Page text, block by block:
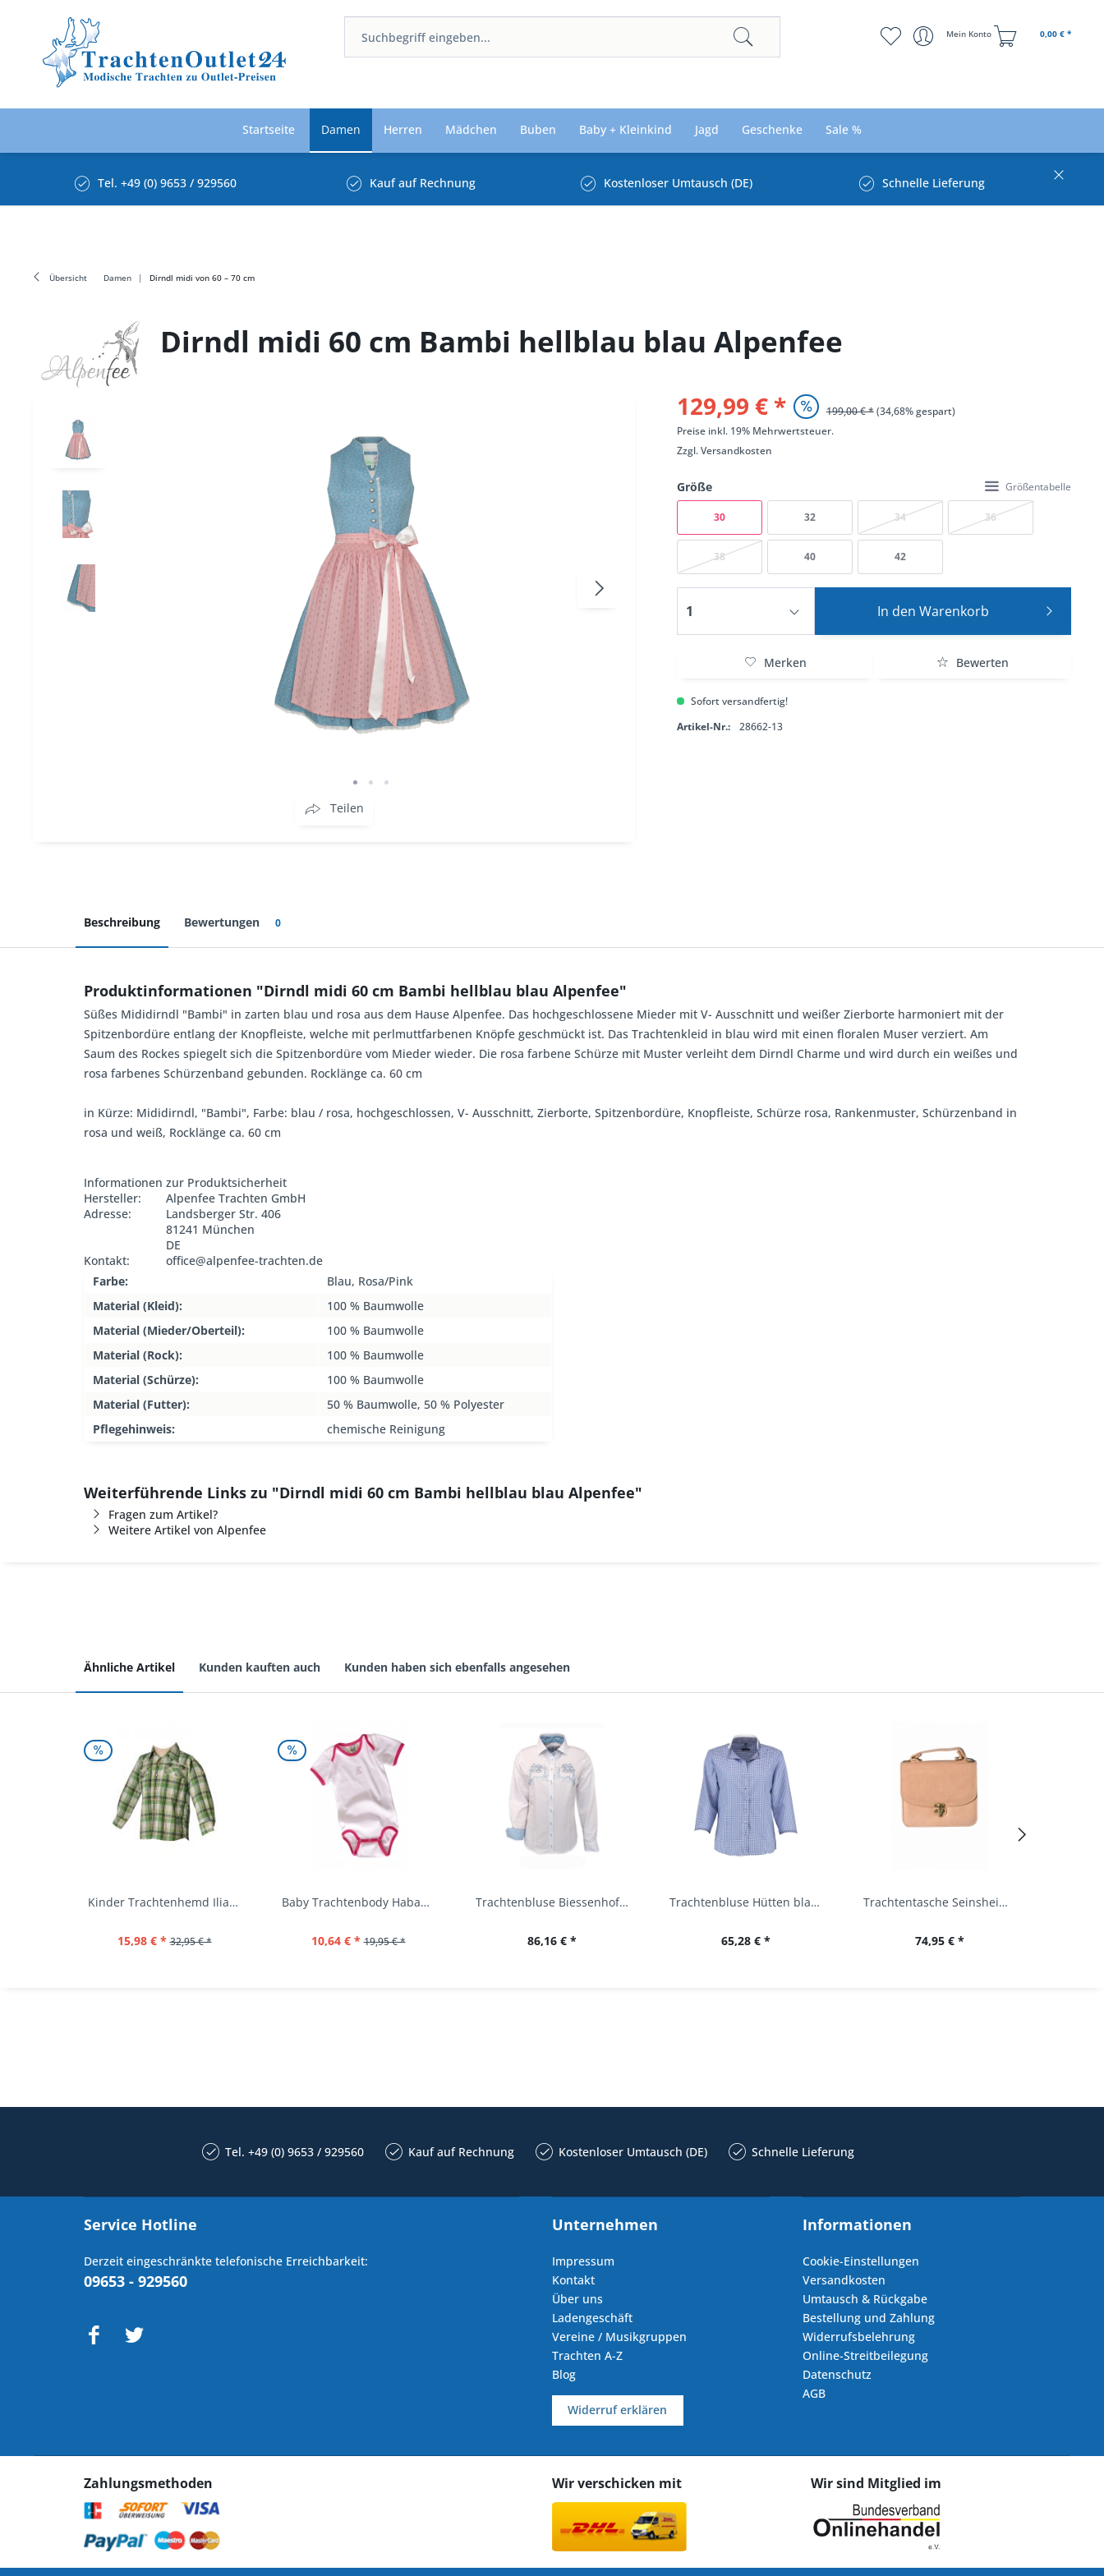
Mein Konto 0,00 € *
Startseite Damen Herren Mädchen Buben Baby + Kleinkind Jagd Geschenke Sale %
Tel. +49 (0) 9653 / 929560 Kauf auf Rechnung Kostenloser Umtausch (DE) Schnelle Lieferung
Übersicht Damen Dirndl midi von 60 – 70 cm
Dirndl midi 60 cm Bambi hellblau blau Alpenfee
Teilen
129,99 € * 199,00 € *(34,68% gespart)
Preise inkl. 19% Mehrwertsteuer.
Zzgl.Versandkosten
Größe Größentabelle
30 32 34 36
38 40 42
In den Warenkorb
Merken Bewerten
Sofort versandfertig!
Artikel-Nr.:
28662-13
Beschreibung Bewertungen 0
Produktinformationen "Dirndl midi 60 cm Bambi hellblau blau Alpenfee"
Süßes Mididirndl "Bambi" in zarten blau und rosa aus dem Hause Alpenfee. Das hochgeschlossene Mieder mit V- Ausschnitt und weißer Zierborte harmoniert mit der
Spitzenbordüre entlang der Knopfleiste, welche mit perlmuttfarbenen Knöpfe geschmückt ist. Das Trachtenkleid in blau wird mit einen floralen Muser verziert. Am
Saum des Rockes spiegelt sich die Spitzenbordüre vom Mieder wieder. Die rosa farbene Schürze mit Muster verleiht dem Dirndl Charme und wird durch ein weißes und
rosa farbenes Schürzenband gebunden. Rocklänge ca. 60 cm
in Kürze: Mididirndl, "Bambi", Farbe: blau / rosa, hochgeschlossen, V- Ausschnitt, Zierborte, Spitzenbordüre, Knopfleiste, Schürze rosa, Rankenmuster, Schürzenband in
rosa und weiß, Rocklänge ca. 60 cm
Informationen zur Produktsicherheit
Hersteller:
Alpenfee Trachten GmbH
Adresse:
Landsberger Str. 406
81241 München
DE
Kontakt:
office@alpenfee-trachten.de
Farbe:
Blau, Rosa/Pink
Material (Kleid):
100 % Baumwolle
Material (Mieder/Oberteil):
100 % Baumwolle
Material (Rock):
100 % Baumwolle
Material (Schürze):
100 % Baumwolle
Material (Futter):
50 % Baumwolle, 50 % Polyester
Pflegehinweis:
chemische Reinigung
Weiterführende Links zu "Dirndl midi 60 cm Bambi hellblau blau Alpenfee"
Fragen zum Artikel?
Weitere Artikel von Alpenfee
Ähnliche Artikel Kunden kauften auch Kunden haben sich ebenfalls angesehen
Kinder Trachtenhemd Ilias giftgrün langarm...
15,98 € * 32,95 € *
Baby Trachtenbody Habach weiß/pink Isar Trachten
10,64 € * 19,95 € *
Trachtenbluse Biessenhofen weiß Langarm OS...
86,16 € *
Trachtenbluse Hütten blau 7/8 Arm OS Trachten
65,28 € *
Trachtentasche Seinsheim lachs rosa Werner...
74,95 € *
Tel. +49 (0) 9653 / 929560 Kauf auf Rechnung Kostenloser Umtausch (DE) Schnelle Lieferung
Service Hotline
Derzeit eingeschränkte telefonische Erreichbarkeit:
09653 - 929560
Unternehmen
Impressum
Kontakt
Über uns
Ladengeschäft
Vereine / Musikgruppen
Trachten A-Z
Blog
Widerruf erklären
Informationen
Cookie-Einstellungen
Versandkosten
Umtausch & Rückgabe
Bestellung und Zahlung
Widerrufsbelehrung
Online-Streitbeilegung
Datenschutz
AGB
Zahlungsmethoden Wir verschicken mit Wir sind Mitglied im